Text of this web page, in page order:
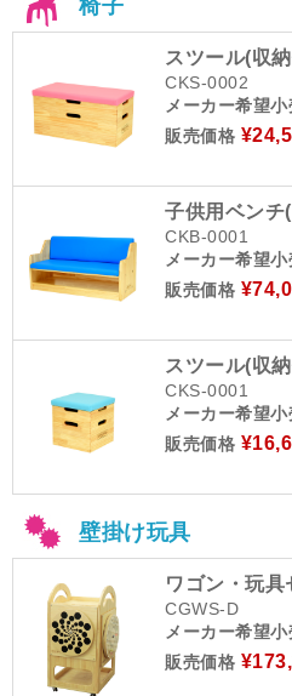
椅子
スツール(収
CKS-0002
メーカー希望
販売価格
子供用ベンチ
CKB-0001
メーカー希望
販売価格
スツール(収
CKS-0001
メーカー希望
販売価格
壁掛け玩具
ワゴン・玩具
CGWS-D
メーカー希望
販売価格